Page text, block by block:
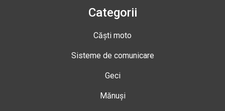
Categorii
Căști moto
Sisteme de comunicare
Geci
Mănuși